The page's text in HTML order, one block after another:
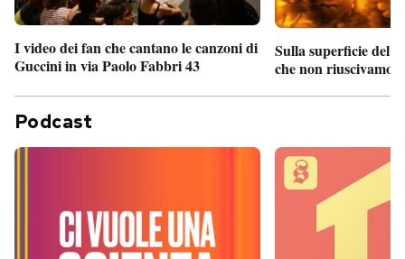
I video dei fan che cantano le canzoni di
Guccini in via Paolo Fabbri 43
Sulla superficie del
che non riuscivamo
Podcast